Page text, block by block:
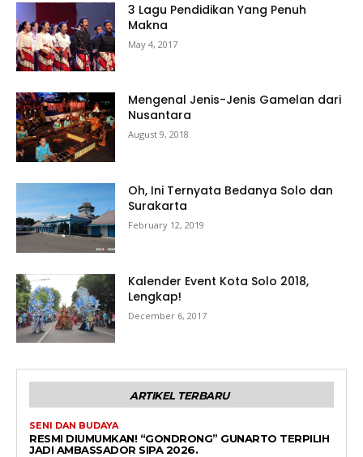
3 Lagu Pendidikan Yang Penuh
Makna
May 4, 2017
Mengenal Jenis-Jenis Gamelan dari
Nusantara
August 9, 2018
Oh, Ini Ternyata Bedanya Solo dan
Surakarta
February 12, 2019
Kalender Event Kota Solo 2018,
Lengkap!
December 6, 2017
ARTIKEL TERBARU
SENI DAN BUDAYA
RESMI DIUMUMKAN! “GONDRONG” GUNARTO TERPILIH
JADI AMBASSADOR SIPA 2026.